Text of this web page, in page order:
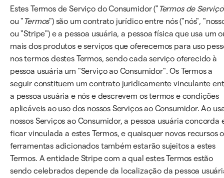
Estes Termos de Serviço do Consumidor (" Termos de Serviço
ou " Termos") são um contrato jurídico entre nós ("nós",
ou "Stripe") e a pessoa usuária, a pessoa física que usa um
mais dos produtos e serviços que oferecemos para uso
nos termos destes Termos, sendo cada serviço oferecido à
pessoa usuária um "Serviço ao Consumidor". Os Termos a
seguir constituem um contrato juridicamente vinculante
a pessoa usuária e nós e descrevem os termos e condições
aplicáveis ao uso dos nossos Serviços ao Consumidor. Ao
nossos Serviços ao Consumidor, a pessoa usuária concorda
ficar vinculada a estes Termos, e quaisquer novos recursos
ferramentas adicionados também estarão sujeitos a estes
Termos. A entidade Stripe com a qual estes Termos estão
sendo celebrados depende da localização da pessoa